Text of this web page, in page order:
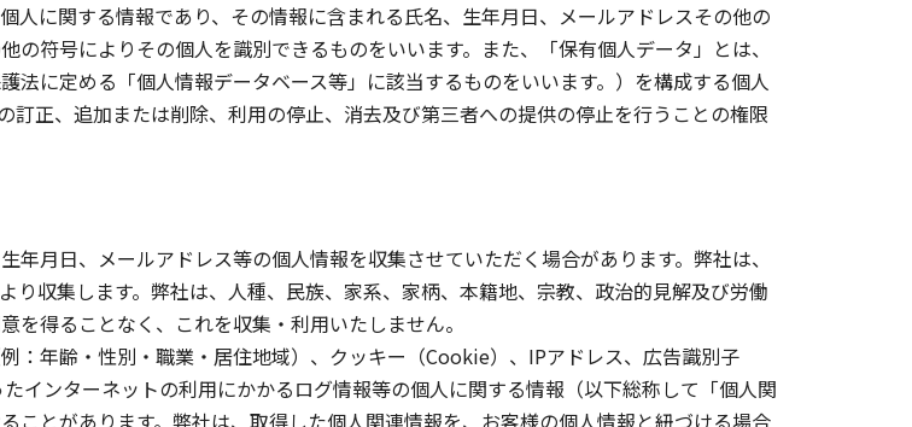
人に関する情報であり、その情報に含まれる氏名、生年月日、メールアドレスその他の
符号によりその個人を識別できるものをいいます。また、「保有個人データ」とは、
に定める「個人情報データベース等」に該当するものをいいます。）を構成する個人
正、追加または削除、利用の停止、消去及び第三者への提供の停止を行うことの権限
月日、メールアドレス等の個人情報を収集させていただく場合があります。弊社は、
り収集します。弊社は、人種、民族、家系、家柄、本籍地、宗教、政治的見解及び労働
得ることなく、これを収集・利用いたしません。
：年齢・性別・職業・居住地域）、クッキー（Cookie）、IPアドレス、広告識別子
インターネットの利用にかかるログ情報等の個人に関する情報（以下総称して「個人関
とがあります。弊社は、取得した個人関連情報を、お客様の個人情報と紐づける場合